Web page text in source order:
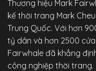
Thương hiệu Mark
kế thời trang Mark
Trung Quốc. Với hơn
tỷ dân và hơn 2500
Fairwhale đã khẳng
công nghiệp thời trang.